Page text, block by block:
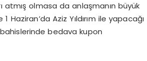
atmış olmasa da anlaşmanın büyük
Aziz Yıldırım ile yapacağı
bedava kupon